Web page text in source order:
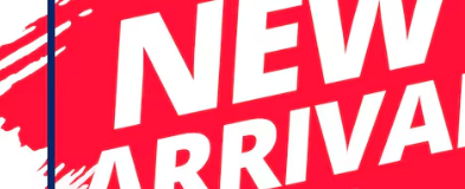
Datum (aflopend)